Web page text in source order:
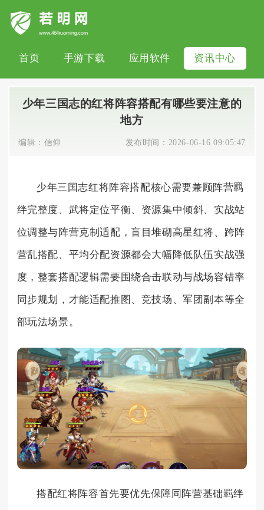
首页 手游下载 应用软件 资讯中心
少年三国志的红将阵容搭配有哪些要注意的
地方
编辑： 信仰 发布时间： 2026-06-16 09:05:47
少年三国志红将阵容搭配核心需要兼顾阵营羁
绊完整度、武将定位平衡、资源集中倾斜、实战站
位调整与阵营克制适配，盲目堆砌高星红将、跨阵
营乱搭配、平均分配资源都会大幅降低队伍实战强
度，整套搭配逻辑需要围绕合击联动与战场容错率
同步规划，才能适配推图、竞技场、军团副本等全
部玩法场景。
搭配红将阵容首先要优先保障同阵营基础羁绊